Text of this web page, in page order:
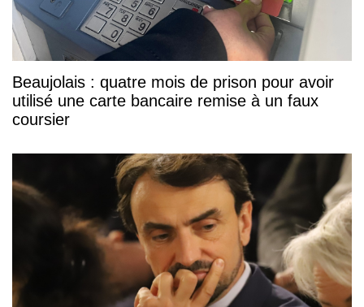
Beaujolais : quatre mois de prison pour avoir
utilisé une carte bancaire remise à un faux
coursier